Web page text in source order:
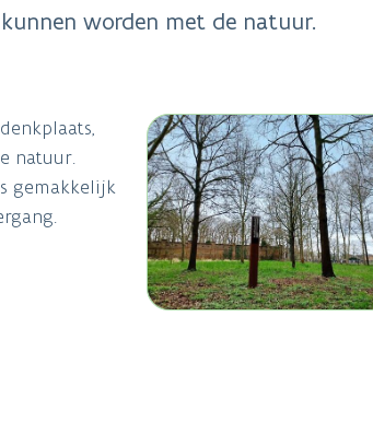
worden met de natuur.
natuur.
gemakkelijk